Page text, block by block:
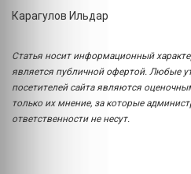
Карагулов Ильдар
Статья носит информационный
является публичной офертой. Любые
посетителей сайта являются
только их мнение, за которые
ответственности не несут.